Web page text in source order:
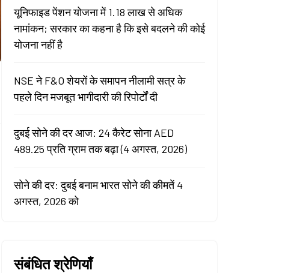
यूनिफाइड पेंशन योजना में 1.18 लाख से अधिक
नामांकन; सरकार का कहना है कि इसे बदलने की कोई
योजना नहीं है
NSE ने F&O शेयरों के समापन नीलामी सत्र के
पहले दिन मजबूत भागीदारी की रिपोर्टों दी
दुबई सोने की दर आज: 24 कैरेट सोना AED
489.25 प्रति ग्राम तक बढ़ा (4 अगस्त, 2026)
सोने की दर: दुबई बनाम भारत सोने की कीमतें 4
अगस्त, 2026 को
संबंधित श्रेणियाँ